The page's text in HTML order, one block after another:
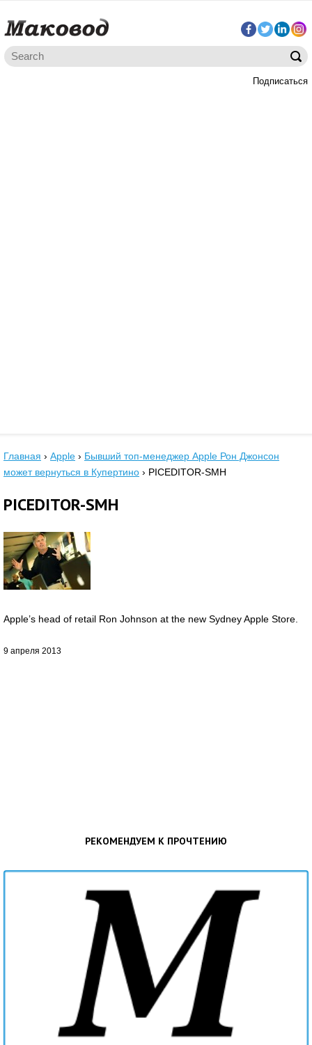
Подписаться
Главная › Apple › Бывший топ-менеджер Apple Рон Джонсон
может вернуться в Купертино › PICEDITOR-SMH
PICEDITOR-SMH
Apple’s head of retail Ron Johnson at the new Sydney Apple Store.
9 апреля 2013
РЕКОМЕНДУЕМ К ПРОЧТЕНИЮ